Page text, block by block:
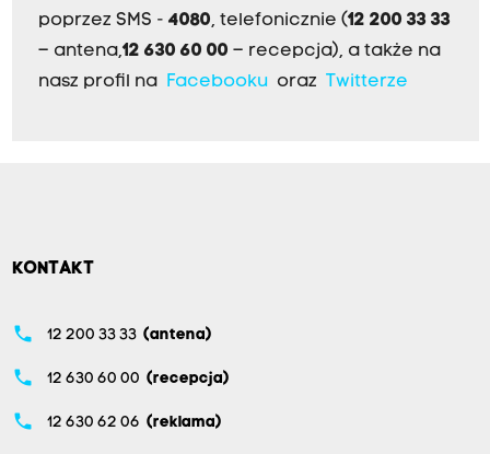
poprzez SMS - 4080, telefonicznie (12 200 33 33
– antena,12 630 60 00 – recepcja), a także na
nasz profil na
Facebookuoraz Twitterze
KONTAKT
phone 12 200 33 33 (antena)
phone 12 630 60 00 (recepcja)
phone 12 630 62 06 (reklama)